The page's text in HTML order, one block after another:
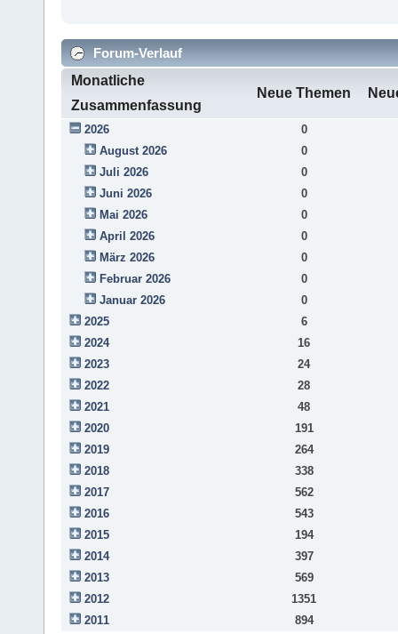
Forum-Verlauf
Monatliche
Zusammenfassung
Neue Themen
2026
0
August 2026
0
Juli 2026
0
Juni 2026
0
Mai 2026
0
April 2026
0
März 2026
0
Februar 2026
0
Januar 2026
0
2025
6
2024
16
2023
24
2022
28
2021
48
2020
191
2019
264
2018
338
2017
562
2016
543
2015
194
2014
397
2013
569
2012
1351
2011
894